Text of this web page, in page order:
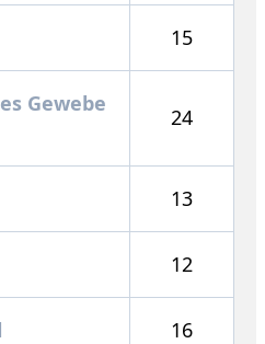
15
Gewebe
24
13
12
16